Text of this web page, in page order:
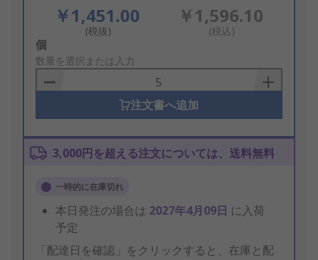
￥1,451.00
(税抜)
￥1,596.10
(税込)
Add
to
Basket
個
数量を選択または入力
注文書へ追加
3,000円を超える注文については、送料無料
一時的に在庫切れ
本日発注の場合は 2027年4月09日 に入荷
予定
「配達日を確認」をクリックすると、在庫と配